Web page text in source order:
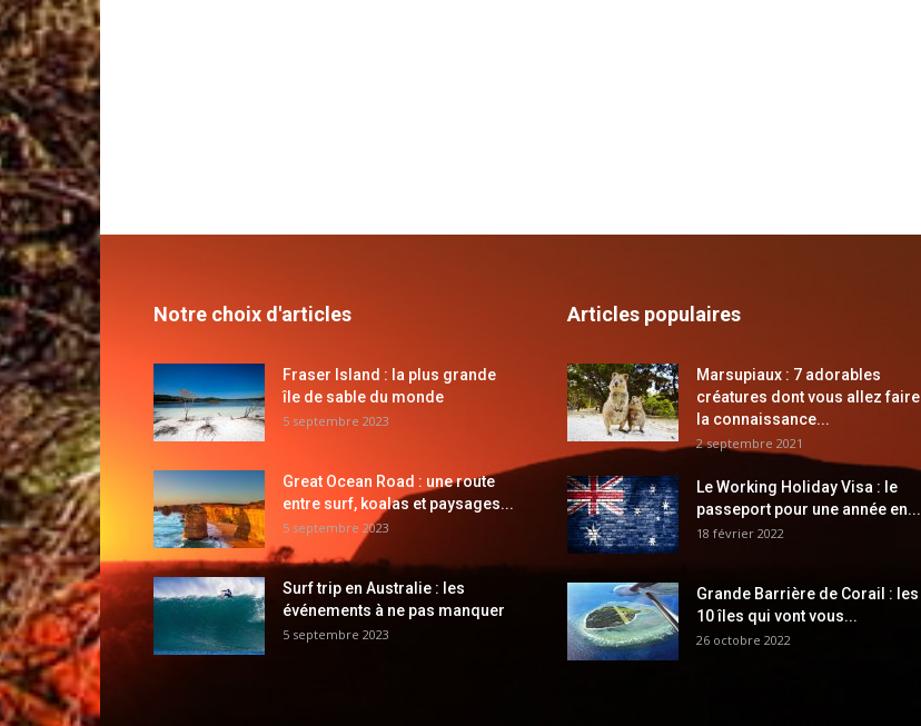
Notre choix d'articles
Fraser Island : la plus grande
île de sable du monde
5 septembre 2023
Great Ocean Road : une route
entre surf, koalas et paysages...
5 septembre 2023
Surf trip en Australie : les
événements à ne pas manquer
5 septembre 2023
Articles populaires
Marsupiaux : 7 adorables
créatures dont vous allez faire
la connaissance...
2 septembre 2021
Le Working Holiday Visa : le
passeport pour une année en...
18 février 2022
Grande Barrière de Corail : les
10 îles qui vont vous...
26 octobre 2022